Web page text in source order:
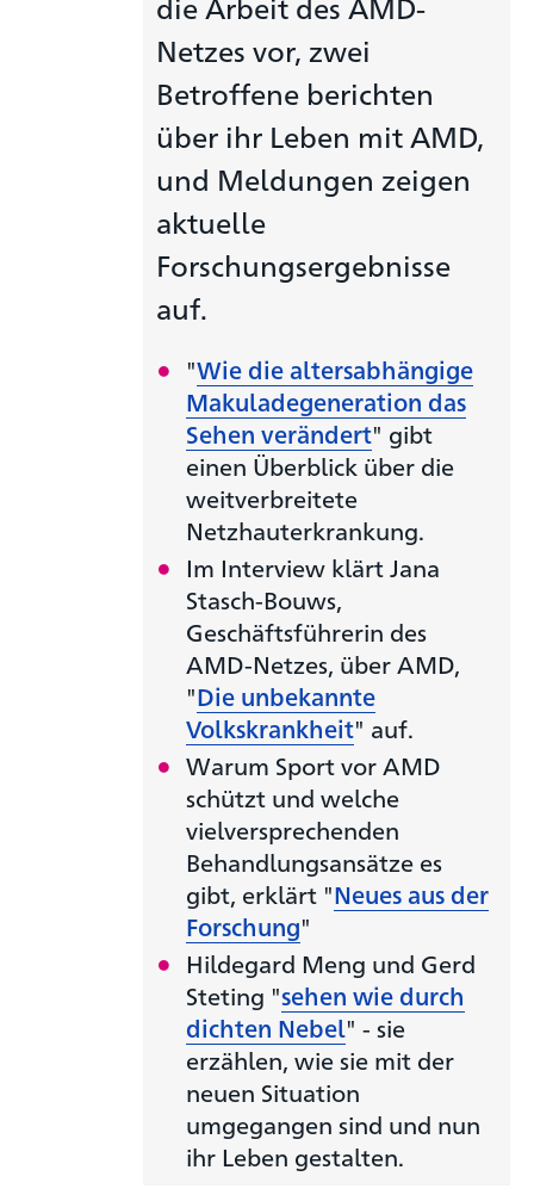
Netzes vor, zwei
Betroffene berichten
über ihr Leben mit AMD,
und Meldungen zeigen
aktuelle
Forschungsergebnisse
auf.
"Wie die altersabhängige
Makuladegeneration das
Sehen verändert" gibt
einen Überblick über die
weitverbreitete
Netzhauterkrankung.
Im Interview klärt Jana
Stasch-Bouws,
Geschäftsführerin des
AMD-Netzes, über AMD,
"Die unbekannte
Volkskrankheit" auf.
Warum Sport vor AMD
schützt und welche
vielversprechenden
Behandlungsansätze es
gibt, erklärt "Neues aus der
Forschung"
Hildegard Meng und Gerd
Steting "sehen wie durch
dichten Nebel" - sie
erzählen, wie sie mit der
neuen Situation
umgegangen sind und nun
ihr Leben gestalten.